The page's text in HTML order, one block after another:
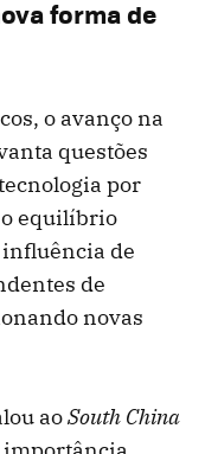
forma de
o avanço na
questões
por
equilíbrio
de
de
novas
aoSouth China